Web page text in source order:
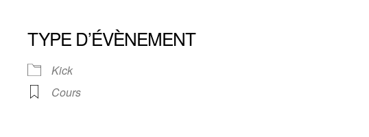
TYPE D’ÉVÈNEMENT
Kick
Cours